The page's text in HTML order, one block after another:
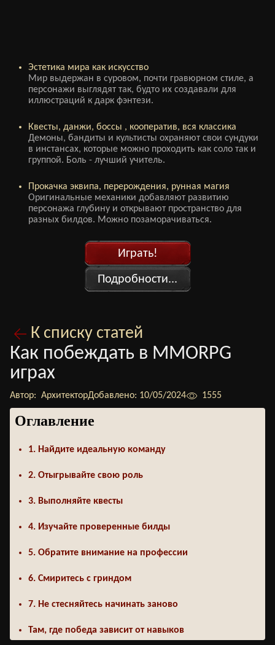
Эстетика мира как искусство
Мир выдержан в суровом, почти гравюрном стиле, а
персонажи выглядят так, будто их создавали для
иллюстраций к дарк фэнтези.
Квесты, данжи, боссы , кооператив, вся классика
Демоны, бандиты и культисты охраняют свои сундуки
в инстансах, которые можно проходить как соло так и
группой. Боль - лучший учитель.
Прокачка эквипа, перерождения, рунная магия
Оригинальные механики добавляют развитию
персонажа глубину и открывают пространство для
разных билдов. Можно позаморачиваться.
Играть!
Подробности...
К списку статей
Как побеждать в MMORPG
играх
Автор: АрхитекторДобавлено: 10/05/2024 1555
Оглавление
1. Найдите идеальную команду
2. Отыгрывайте свою роль
3. Выполняйте квесты
4. Изучайте проверенные билды
5. Обратите внимание на профессии
6. Смиритесь с гриндом
7. Не стесняйтесь начинать заново
Там, где победа зависит от навыков